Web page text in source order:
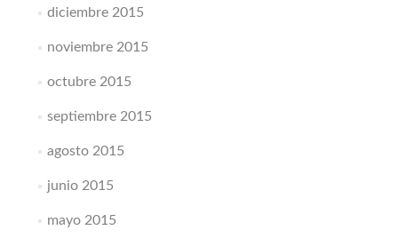
diciembre 2015
noviembre 2015
octubre 2015
septiembre 2015
agosto 2015
junio 2015
mayo 2015